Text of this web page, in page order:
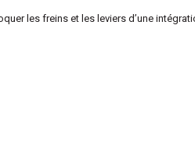
les freins et les leviers d’une